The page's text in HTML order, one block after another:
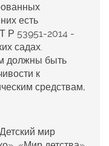
есть
Р 53951-2014 -
садах.
должны быть
к
средствам,
мир